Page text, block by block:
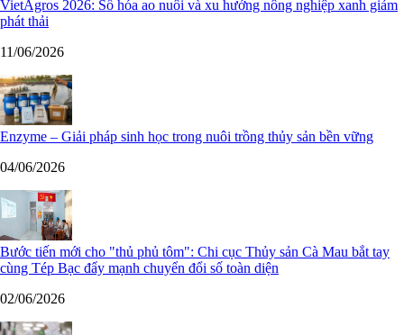
VietAgros 2026: Số hóa ao nuôi và xu hướng nông nghiệp xanh giảm
phát thải
11/06/2026
Enzyme – Giải pháp sinh học trong nuôi trồng thủy sản bền vững
04/06/2026
Bước tiến mới cho "thủ phủ tôm": Chi cục Thủy sản Cà Mau bắt tay
cùng Tép Bạc đẩy mạnh chuyển đổi số toàn diện
02/06/2026